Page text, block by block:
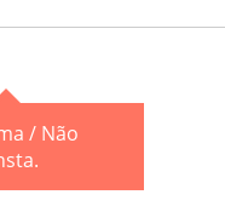
/ Não